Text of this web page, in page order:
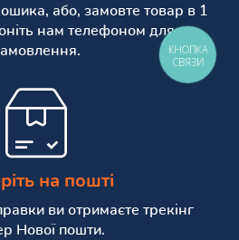
або, замовте товар в 1
нам телефоном для
на пошті
ви отримаєте трекінг
Нової пошти.
КНОПКА
СВЯЗИ